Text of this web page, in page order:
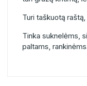
Turi taškuotą
Tinka suknelėms,
paltams,